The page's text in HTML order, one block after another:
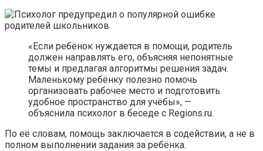
«Если ребёнок нуждается в помощи, родитель
должен направлять его, объясняя непонятные
темы и предлагая алгоритмы решения задач.
Маленькому ребёнку полезно помочь
организовать рабочее место и подготовить
удобное пространство для учёбы», —
объяснила психолог в беседе с Regions.ru.
По её словам, помощь заключается в содействии, а не в
полном выполнении задания за ребёнка.